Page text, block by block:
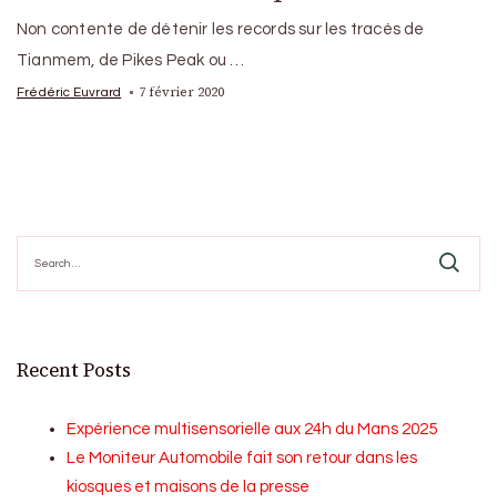
Non contente de détenir les records sur les tracés de
Tianmem, de Pikes Peak ou …
Frédéric Euvrard 7 février 2020
for:
Recent Posts
Expérience multisensorielle aux 24h du Mans 2025
Le Moniteur Automobile fait son retour dans les
kiosques et maisons de la presse